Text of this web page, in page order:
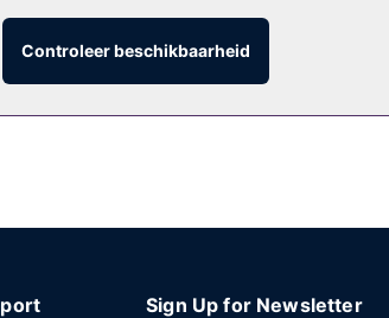
drankje in een bar/lounge. Op
van 07.00 uur tot 11.00 uur.
Controleer beschikbaarheid
Sign Up for Newsletter